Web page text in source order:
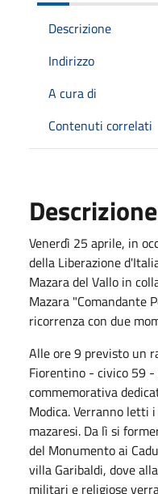
Descrizione
Indirizzo
A cura di
Contenuti correlati
Descrizione
Venerdì 25 aprile, in
della Liberazione
Mazara del Vallo in
Mazara "Comandante
ricorrenza con due
Alle ore 9 previsto un
Fiorentino - civico 59
commemorativa
Modica. Verranno
mazaresi. Da lì si
del Monumento ai
villa Garibaldi, dove
militari e religiose